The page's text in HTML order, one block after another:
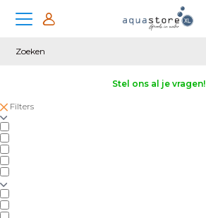
Stel ons al je vragen!
Filters